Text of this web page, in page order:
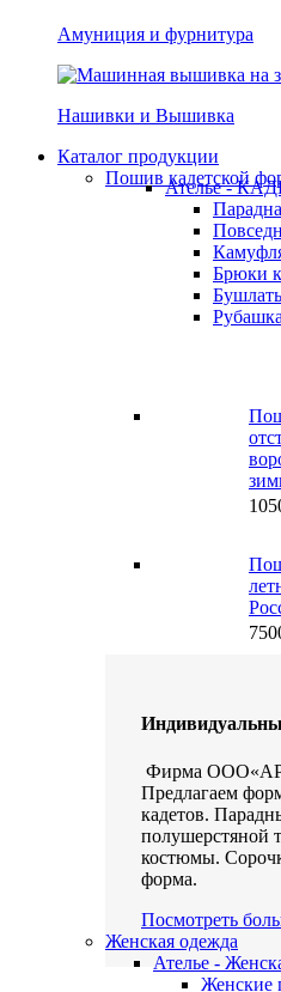
Амуниция и фурнитура
Нашивки и Вышивка
Каталог продукции
Пошив кадетской
Ателье -
Брюки
Фирма
Предлагаем
кадетов.
полушерстяной
костюмы.
форма.
Посмотреть
Женская одежда
Ателье -
Женские